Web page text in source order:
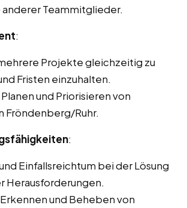
anderer Teammitglieder.
:
Projekte gleichzeitig zu
Fristen einzuhalten.
und Priorisieren von
Fröndenberg/Ruhr.
:
Einfallsreichtum bei der Lösung
Herausforderungen.
und Beheben von